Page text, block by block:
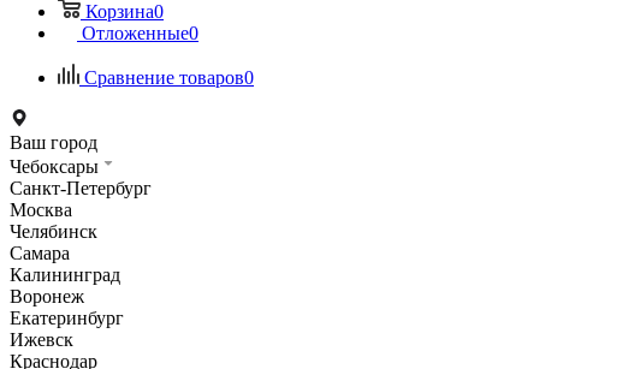
Корзина0
Отложенные0
Сравнение товаров0
Ваш город
Чебоксары
Санкт-Петербург
Москва
Челябинск
Самара
Калининград
Воронеж
Екатеринбург
Ижевск
Краснодар